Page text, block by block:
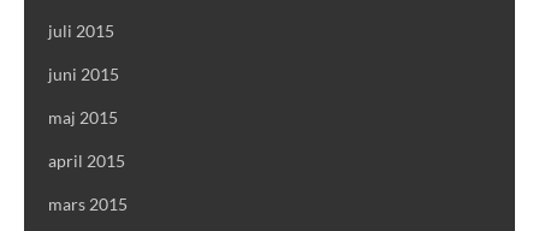
juli 2015
juni 2015
maj 2015
april 2015
mars 2015